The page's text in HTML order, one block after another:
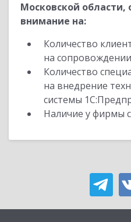
Московской области,
внимание на:
Количество
на
Количество
на внедрение
системы
Наличие у фирмы